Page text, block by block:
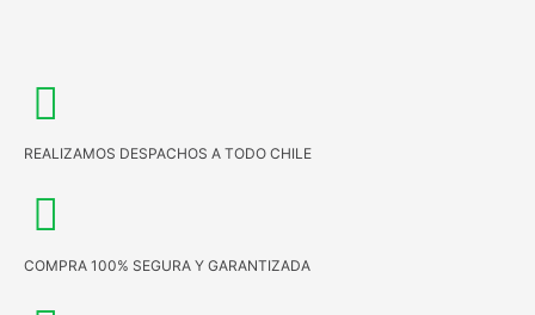
REALIZAMOS DESPACHOS A TODO CHILE
COMPRA 100% SEGURA Y GARANTIZADA